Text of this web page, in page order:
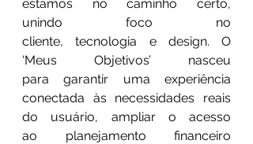
estamos no caminho certo,
unindo foco no
cliente, tecnologia e design. O
‘Meus Objetivos’ nasceu
para garantir uma experiência
conectada às necessidades reais
do usuário, ampliar o acesso
ao planejamento financeiro